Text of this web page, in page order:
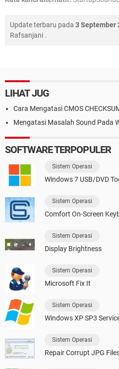
Update terbaru pada 3 September
Rafsanjani .
LIHAT JUG
Cara Mengatasi CMOS
Mengatasi Masalah Sound Pada
SOFTWARE TERPOPULER
Sistem Operasi
Windows 7 USB/DVD
Sistem Operasi
Comfort On-Screen
Sistem Operasi
Display Brightness
Sistem Operasi
Microsoft Fix It
Sistem Operasi
Windows XP SP3
Sistem Operasi
Repair Corrupt JPG